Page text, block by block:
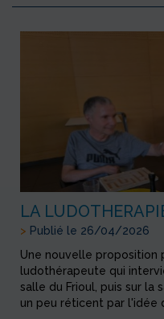
LA
> Publié le 26/04/2026
Une nouvelle proposition
ludothérapeute qui
salle du Frioul, puis sur la
un peu réticent par l'idée